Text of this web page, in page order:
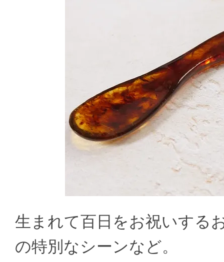
生まれて百日をお祝いする
の特別なシーンなど。